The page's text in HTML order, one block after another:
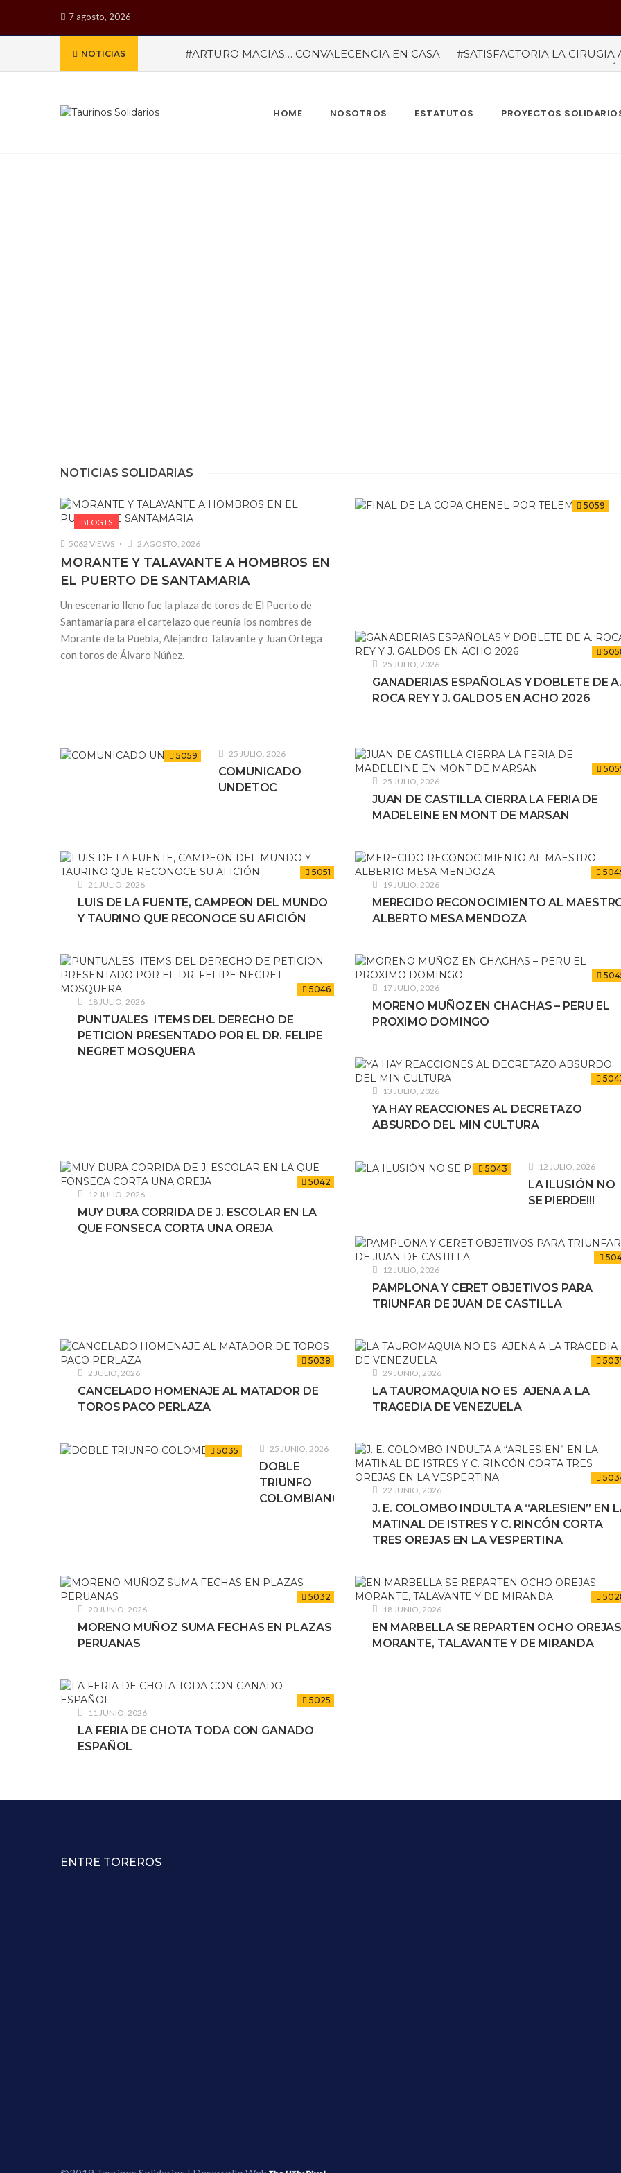
7 agosto, 2026
NOTICIAS #ARTURO MACIAS… CONVALECENCIA EN CASA
#SATISFACTORIA LA CIRUGIA
#“LAS VENTAS”
#LA COLOMBIA TAURINA SE VISTE DE LUCES EN BOGOTA
HOME NOSOTROS ESTATUTOS PROYECTOS
NOTICIAS SOLIDARIAS
BLOGTS
5062 VIEWS 2 AGOSTO, 2026
MORANTE Y TALAVANTE A HOMBROS EN
EL PUERTO DE SANTAMARIA
Un escenario lleno fue la plaza de toros de El Puerto de
Santamaría para el cartelazo que reunía los nombres de
Morante de la Puebla, Alejandro Talavante y Juan Ortega
con toros de Álvaro Núñez.
5059
25 JULIO, 2026
GANADERIAS ESPAÑOLAS Y DOBLETE DE
ROCA REY Y J. GALDOS EN ACHO 2026
5059 25 JULIO, 2026
COMUNICADO
UNDETOC
25 JULIO, 2026
JUAN DE CASTILLA CIERRA LA FERIA DE
MADELEINE EN MONT DE MARSAN
5051
21 JULIO, 2026
LUIS DE LA FUENTE, CAMPEON DEL MUNDO
Y TAURINO QUE RECONOCE SU AFICIÓN
19 JULIO, 2026
MERECIDO RECONOCIMIENTO AL
ALBERTO MESA MENDOZA
5046
18 JULIO, 2026
PUNTUALES ITEMS DEL DERECHO DE
PETICION PRESENTADO POR EL DR. FELIPE
NEGRET MOSQUERA
17 JULIO, 2026
MORENO MUÑOZ EN CHACHAS – PERU EL
PROXIMO DOMINGO
13 JULIO, 2026
YA HAY REACCIONES AL DECRETAZO
ABSURDO DEL MIN CULTURA
5042
12 JULIO, 2026
MUY DURA CORRIDA DE J. ESCOLAR EN LA
QUE FONSECA CORTA UNA OREJA
5043 12 JULIO, 2026
LA ILUSIÓN NO
SE PIERDE!!!
12 JULIO, 2026
PAMPLONA Y CERET OBJETIVOS PARA
TRIUNFAR DE JUAN DE CASTILLA
5038
2 JULIO, 2026
CANCELADO HOMENAJE AL MATADOR DE
TOROS PACO PERLAZA
29 JUNIO, 2026
LA TAUROMAQUIA NO ES AJENA A LA
TRAGEDIA DE VENEZUELA
5035 25 JUNIO, 2026
DOBLE
TRIUNFO
COLOMBIANO!!!
22 JUNIO, 2026
J. E. COLOMBO INDULTA A “ARLESIEN” EN
MATINAL DE ISTRES Y C. RINCÓN CORTA
TRES OREJAS EN LA VESPERTINA
5032
20 JUNIO, 2026
MORENO MUÑOZ SUMA FECHAS EN PLAZAS
PERUANAS
18 JUNIO, 2026
EN MARBELLA SE REPARTEN OCHO
MORANTE, TALAVANTE Y DE MIRANDA
5025
11 JUNIO, 2026
LA FERIA DE CHOTA TODA CON GANADO
ESPAÑOL
ENTRE TOREROS